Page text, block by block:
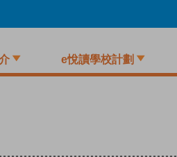
e悅讀學校計劃